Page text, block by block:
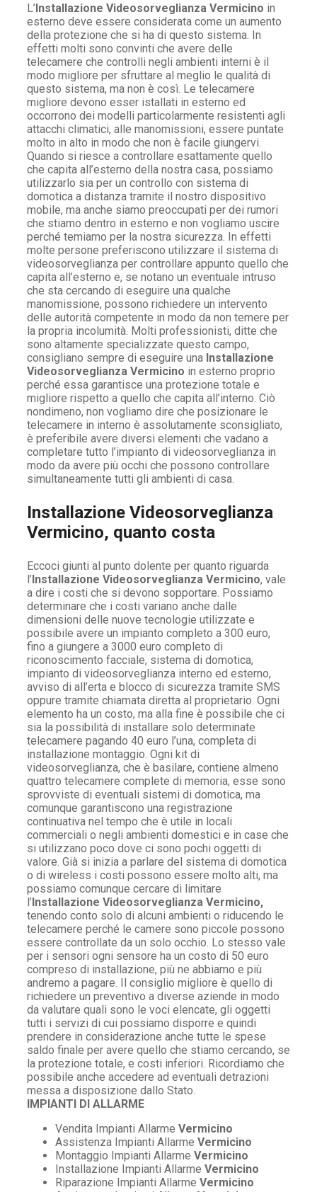
L’Installazione Videosorveglianza Vermicino in
esterno deve essere considerata come un aumento
della protezione che si ha di questo sistema. In
effetti molti sono convinti che avere delle
telecamere che controlli negli ambienti interni è il
modo migliore per sfruttare al meglio le qualità di
questo sistema, ma non è così. Le telecamere
migliore devono esser istallati in esterno ed
occorrono dei modelli particolarmente resistenti agli
attacchi climatici, alle manomissioni, essere puntate
molto in alto in modo che non è facile giungervi.
Quando si riesce a controllare esattamente quello
che capita all’esterno della nostra casa, possiamo
utilizzarlo sia per un controllo con sistema di
domotica a distanza tramite il nostro dispositivo
mobile, ma anche siamo preoccupati per dei rumori
che stiamo dentro in esterno e non vogliamo uscire
perché temiamo per la nostra sicurezza. In effetti
molte persone preferiscono utilizzare il sistema di
videosorveglianza per controllare appunto quello che
capita all’esterno e, se notano un eventuale intruso
che sta cercando di eseguire una qualche
manomissione, possono richiedere un intervento
delle autorità competente in modo da non temere per
la propria incolumità. Molti professionisti, ditte che
sono altamente specializzate questo campo,
consigliano sempre di eseguire una Installazione
Videosorveglianza Vermicino in esterno proprio
perché essa garantisce una protezione totale e
migliore rispetto a quello che capita all’interno. Ciò
nondimeno, non vogliamo dire che posizionare le
telecamere in interno è assolutamente sconsigliato,
è preferibile avere diversi elementi che vadano a
completare tutto l’impianto di videosorveglianza in
modo da avere più occhi che possono controllare
simultaneamente tutti gli ambienti di casa.
Installazione Videosorveglianza
Vermicino, quanto costa
Eccoci giunti al punto dolente per quanto riguarda
l’Installazione Videosorveglianza Vermicino, vale
a dire i costi che si devono sopportare. Possiamo
determinare che i costi variano anche dalle
dimensioni delle nuove tecnologie utilizzate e
possibile avere un impianto completo a 300 euro,
fino a giungere a 3000 euro completo di
riconoscimento facciale, sistema di domotica,
impianto di videosorveglianza interno ed esterno,
avviso di all’erta e blocco di sicurezza tramite SMS
oppure tramite chiamata diretta al proprietario. Ogni
elemento ha un costo, ma alla fine è possibile che ci
sia la possibilità di installare solo determinate
telecamere pagando 40 euro l’una, completa di
installazione montaggio. Ogni kit di
videosorveglianza, che è basilare, contiene almeno
quattro telecamere complete di memoria, esse sono
sprovviste di eventuali sistemi di domotica, ma
comunque garantiscono una registrazione
continuativa nel tempo che è utile in locali
commerciali o negli ambienti domestici e in case che
si utilizzano poco dove ci sono pochi oggetti di
valore. Già si inizia a parlare del sistema di domotica
o di wireless i costi possono essere molto alti, ma
possiamo comunque cercare di limitare
l’Installazione Videosorveglianza Vermicino,
tenendo conto solo di alcuni ambienti o riducendo le
telecamere perché le camere sono piccole possono
essere controllate da un solo occhio. Lo stesso vale
per i sensori ogni sensore ha un costo di 50 euro
compreso di installazione, più ne abbiamo e più
andremo a pagare. Il consiglio migliore è quello di
richiedere un preventivo a diverse aziende in modo
da valutare quali sono le voci elencate, gli oggetti
tutti i servizi di cui possiamo disporre e quindi
prendere in considerazione anche tutte le spese
saldo finale per avere quello che stiamo cercando, se
la protezione totale, e costi inferiori. Ricordiamo che
possibile anche accedere ad eventuali detrazioni
messa a disposizione dallo Stato.
IMPIANTI DI ALLARME
Vendita Impianti Allarme Vermicino
Assistenza Impianti Allarme Vermicino
Montaggio Impianti Allarme Vermicino
Installazione Impianti Allarme Vermicino
Riparazione Impianti Allarme Vermicino